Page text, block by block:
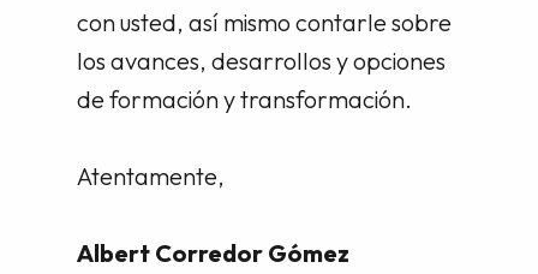
con usted, así mismo contarle sobre
los avances, desarrollos y opciones
de formación y transformación.
Atentamente,
Albert Corredor Gómez